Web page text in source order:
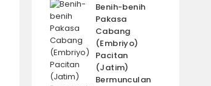
Benih-benih
Pakasa
Cabang
(Embriyo)
Pacitan
(Jatim)
Bermunculan